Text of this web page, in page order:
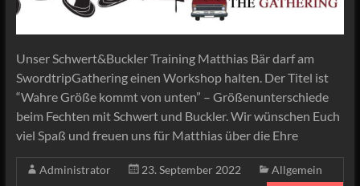
Unser Schwert&Buckler Training Matthias Bär darf am
SwordtripGathering einen Workshop halten. Der Titel ist
“Wahre Größe kommt von unten” – Größenunterschiede
beim Fechten mit Schwert und Buckler. Wir wünschen Euch
viel Spaß und freuen uns für Matthias über die Ehre
Administrator 23. September 2022
Allgemein